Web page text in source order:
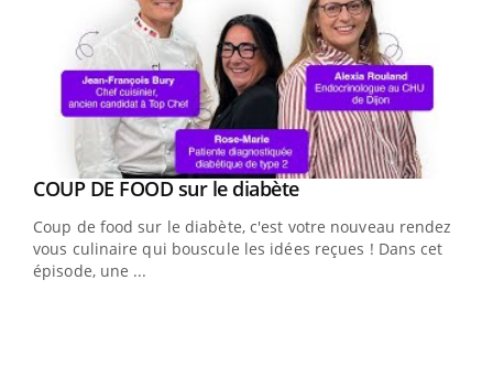
Youtube
COUP DE FOOD sur le diabèteYoutube
Coup de food sur le diabète, c'est votre nouveau rendez-
vous culinaire qui bouscule les idées reçues ! Dans cet
épisode, une ...